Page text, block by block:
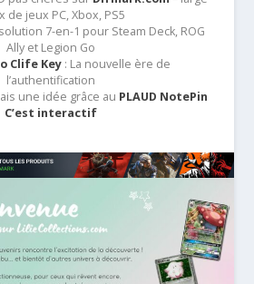
de jeux PC, Xbox, PS5
7-en-1 pour Steam Deck, ROG
Ally et Legion Go
Clife Key : La nouvelle ère de
l’authentification
une idée grâce au PLAUD NotePin
C’est interactif